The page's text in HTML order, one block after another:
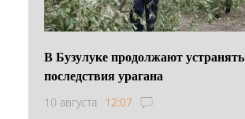
В Бузулуке продолжают устранять
последствия урагана
10 августа 12:07